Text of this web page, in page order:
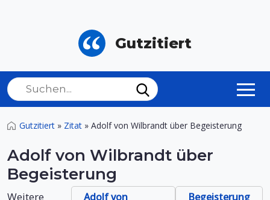
Gutzitiert
Gutzitiert » Zitat » Adolf von Wilbrandt über Begeisterung
Adolf von Wilbrandt über
Begeisterung
Weitere
Adolf von
Begeisterung